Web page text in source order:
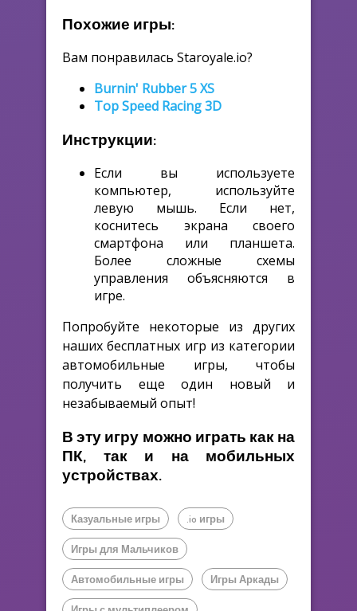
Похожие игры:
Вам понравилась Staroyale.io?
Burnin' Rubber 5 XS
Top Speed Racing 3D
Инструкции:
Если вы используете
компьютер, используйте
левую мышь. Если нет,
коснитесь экрана своего
смартфона или планшета.
Более сложные схемы
управления объясняются в
игре.
Попробуйте некоторые из других
наших бесплатных игр из категории
автомобильные игры, чтобы
получить еще один новый и
незабываемый опыт!
В эту игру можно играть как на
ПК, так и на мобильных
устройствах.
Казуальные игры .io игры
Игры для Мальчиков
Автомобильные игры Игры Аркады